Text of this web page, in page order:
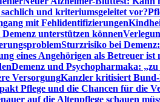
und kriteriumsgeleitet vor?
mit Fehlidentifizierungen
unterstützen können
Sturzrisiko bei
eines Angehörigen als Betreuer ist
Demenz und Psychopharmaka:
VersorgungKanzler kritisiert
Pflege und die Chancen für die
auf die Altenpflege schauen